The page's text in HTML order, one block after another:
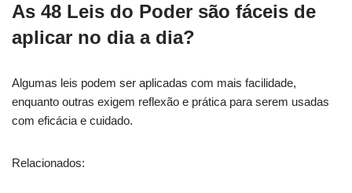
As 48 Leis do Poder são fáceis de
aplicar no dia a dia?
Algumas leis podem ser aplicadas com mais facilidade,
enquanto outras exigem reflexão e prática para serem usadas
com eficácia e cuidado.
Relacionados: